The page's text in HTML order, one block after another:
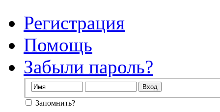
Регистрация
Помощь
Забыли пароль?
Запомнить?